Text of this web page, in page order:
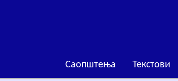
Саопштења Текстови